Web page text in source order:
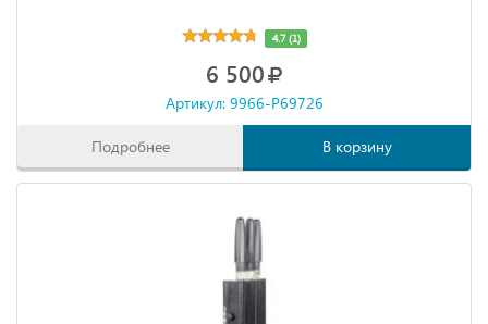
4.7 (1)
6 500
Артикул: 9966-P69726
Подробнее В корзину